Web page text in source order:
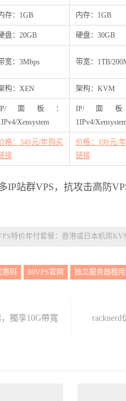
存：1GB 内存：1GB
盘：20GB 硬盘：30GB
宽：3Mbps 带宽：1TB/
构：XEN 架构：KVM
面板：
Xensystem
IP/面板
1IPv4/
格：349元/年购买
接
价格：199元/
链接
IP站群VPS，抗攻击高防
特价年付套餐：香港或日本机房
惠码 80VPS官网 独立服务器租用
獨享10G帶寬